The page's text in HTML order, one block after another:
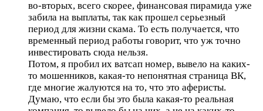
во-вторых, всего скорее, финансовая пирамида уже
забила на выплаты, так как прошел серьезный
период для жизни скама. То есть получается, что
временный период работы говорит, что уж точно
инвестировать сюда нельзя.
Потом, я пробил их ватсап номер, вывело на каких-
то мошенников, какая-то непонятная страница ВК,
где многие жалуются на то, что это аферисты.
Думаю, что если бы это была какая-то реальная